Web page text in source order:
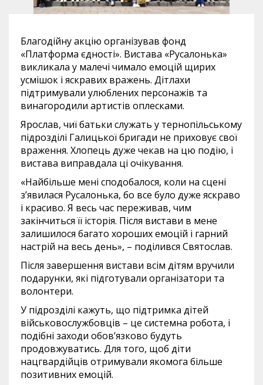
Благодійну акцію організував фонд
«Платформа єдності». Вистава «Русалонька»
викликала у малечі чимало емоцій щирих
усмішок і яскравих вражень. Дітлахи
підтримували улюблених персонажів та
винагородили артистів оплесками.
Ярослав, чиї батьки служать у тернопільському
підрозділі Галицької бригади не приховує свої
враження. Хлопець дуже чекав на цю подію, і
вистава виправдала ці очікування.
«Найбільше мені сподобалося, коли на сцені
з’явилася Русалонька, бо все було дуже яскраво
і красиво. Я весь час переживав, чим
закінчиться її історія. Після вистави в мене
залишилося багато хороших емоцій і гарний
настрій на весь день», – поділився Святослав.
Після завершення вистави всім дітям вручили
подарунки, які підготували організатори та
волонтери.
У підрозділі кажуть, що підтримка дітей
військовослужбовців – це системна робота, і
подібні заходи обов’язково будуть
продовжуватись. Для того, щоб діти
нацгвардійців отримували якомога більше
позитивних емоцій.